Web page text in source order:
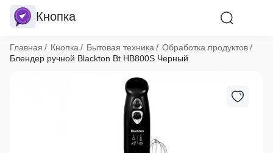
Кнопка
Хлебные крошки
Главная Кнопка Бытовая техника
Обработка продуктов
Блендер ручной Blackton Bt HB800S Черный